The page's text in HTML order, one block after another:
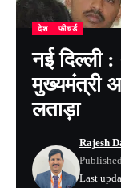
देश फीचर्ड
नई दिल्ली
मुख्यमंत्री
लताड़ा
Last
Rajesh